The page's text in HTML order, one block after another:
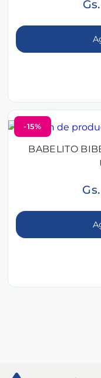
-15%
BABELITO